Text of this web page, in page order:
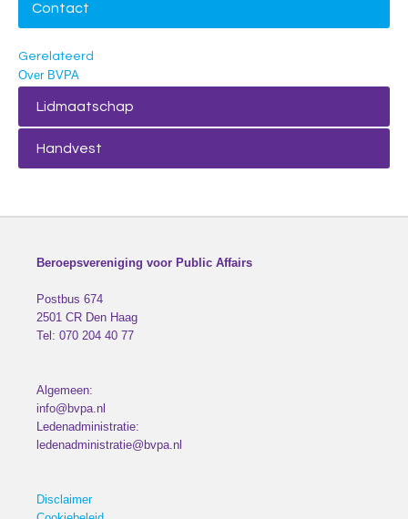
Contact
Gerelateerd
Over BVPA
Lidmaatschap
Handvest
Beroepsvereniging voor Public Affairs
Postbus 674
2501 CR Den Haag
Tel: 070 204 40 77
Algemeen:
info@bvpa.nl
Ledenadministratie:
ledenadministratie@bvpa.nl
Disclaimer